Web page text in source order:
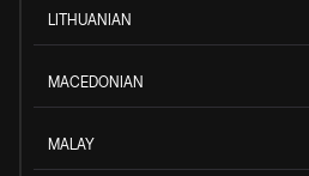
LITHUANIAN
MACEDONIAN
MALAY